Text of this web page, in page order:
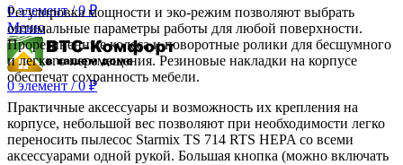
0элемент / 0₽
Меню
0элемент / 0₽
Регулировка мощности и эко-режим позволяют выбрать
оптимальные параметры работы для любой поверхности.
Прорезиненные колеса и поворотные ролики для бесшумного
и легкого перемещения. Резиновые накладки на корпусе
обеспечат сохранность мебели.
Практичные аксессуары и возможность их крепления на
корпусе, небольшой вес позволяют при необходимости легко
переносить пылесос Starmix TS 714 RTS HEPA со всеми
аксессуарами одной рукой. Большая кнопка (можно включать